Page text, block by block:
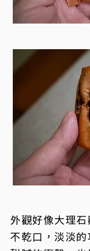
外觀好像大理
不乾口，淡淡